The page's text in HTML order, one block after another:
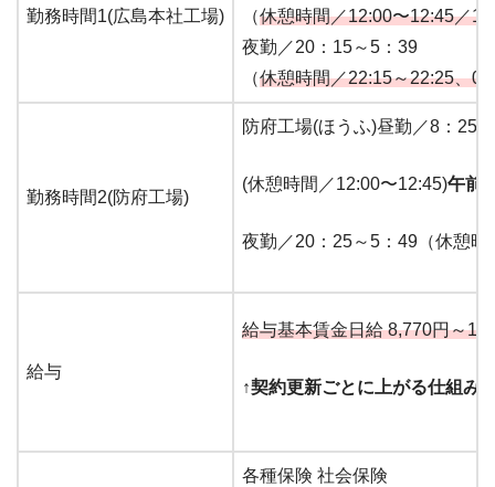
勤務時間1(広島本社工場)
（休憩時間／12:00〜12:45／
夜勤／20：15～5：39
（休憩時間／22:15～22:25、
勤務時間2(防府工場)
防府工場(ほうふ)昼勤／8：25
(休憩時間／12:00〜12:45)午前
夜勤／20：25～5：49（休憩
給与
給与基本賃金日給 8,770円～
↑契約更新ごとに上がる仕組み
各種保険 社会保険